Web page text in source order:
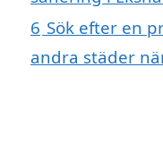
6 Sök efter en
andra städer